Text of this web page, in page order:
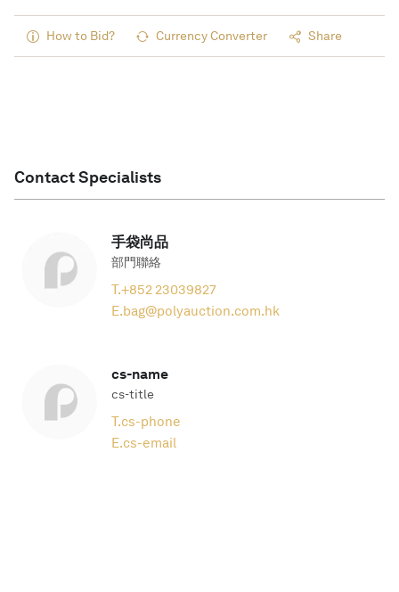
How to Bid? Currency Converter Share
Contact Specialists
手袋尚品
部門聯絡
T.+852 23039827
E.bag@polyauction.com.hk
cs-name
cs-title
T.cs-phone
E.cs-email